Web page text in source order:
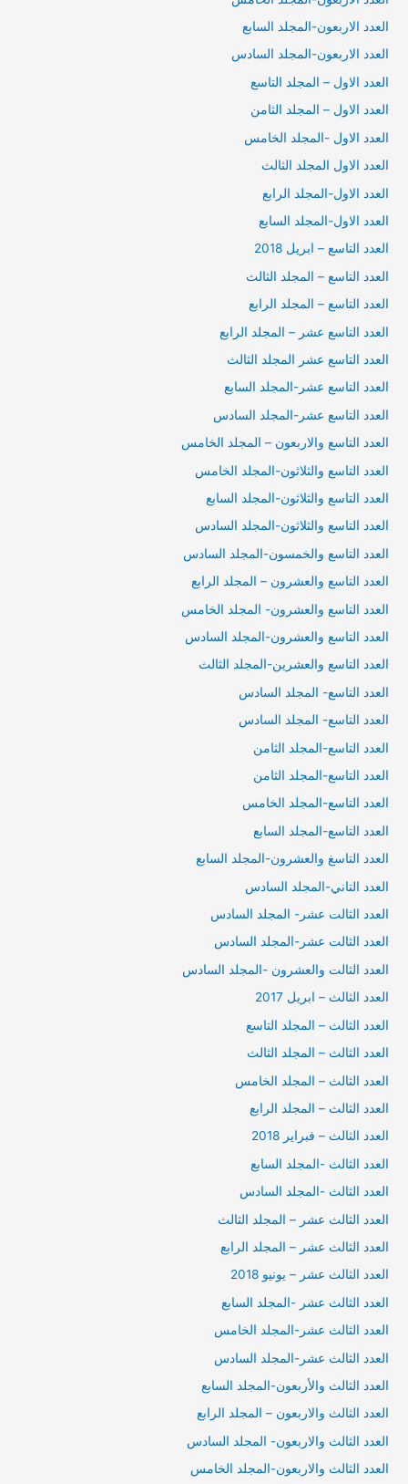
العدد الاربعون-المجلد السابع
العدد الاربعون-المجلد السادس
العدد الاول – المجلد التاسع
العدد الاول – المجلد الثامن
العدد الاول -المجلد الخامس
العدد الاول المجلد الثالث
العدد الاول-المجلد الرابع
العدد الاول-المجلد السابع
العدد التاسع – ابريل 2018
العدد التاسع – المجلد الثالث
العدد التاسع – المجلد الرابع
العدد التاسع عشر – المجلد الرابع
العدد التاسع عشر المجلد الثالث
العدد التاسع عشر-المجلد السابع
العدد التاسع عشر-المجلد السادس
العدد التاسع والاربعون – المجلد الخامس
العدد التاسع والثلاثون-المجلد الخامس
العدد التاسع والثلاثون-المجلد السابع
العدد التاسع والثلاثون-المجلد السادس
العدد التاسع والخمسون-المجلد السادس
العدد التاسع والعشرون – المجلد الرابع
العدد التاسع والعشرون- المجلد الخامس
العدد التاسع والعشرون-المجلد السادس
العدد التاسع والعشرين-المجلد الثالث
العدد التاسع- المجلد السادس
العدد التاسع- المجلد السادس
العدد التاسع-المجلد الثامن
العدد التاسع-المجلد الثامن
العدد التاسع-المجلد الخامس
العدد التاسع-المجلد السابع
العدد التاسغ والعشرون-المجلد السابع
العدد التاني-المجلد السادس
العدد الثالت عشر- المجلد السادس
العدد الثالت عشر-المجلد السادس
العدد الثالت والعشرون -المجلد السادس
العدد الثالث – ابريل 2017
العدد الثالث – المجلد التاسع
العدد الثالث – المجلد الثالث
العدد الثالث – المجلد الخامس
العدد الثالث – المجلد الرابع
العدد الثالث – فبراير 2018
العدد الثالث -المجلد السابع
العدد الثالث -المجلد السادس
العدد الثالث عشر – المجلد الثالث
العدد الثالث عشر – المجلد الرابع
العدد الثالث عشر – يونيو 2018
العدد الثالث عشر -المجلد السابع
العدد الثالث عشر-المجلد الخامس
العدد الثالث عشر-المجلد السادس
العدد الثالث والأربعون-المجلد السابع
العدد الثالث والاربعون – المجلد الرابع
العدد الثالث والاربعون- المجلد السادس
العدد الثالث والاربعون-المجلد الخامس